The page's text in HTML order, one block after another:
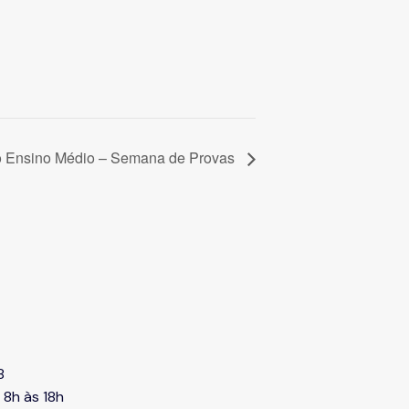
Médio – Semana de Provas
às 18h